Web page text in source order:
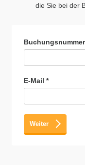
die Sie bei der
E-Mail *
Weiter